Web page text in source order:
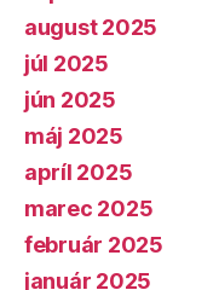
august 2025
júl 2025
jún 2025
máj 2025
apríl 2025
marec 2025
február 2025
január 2025